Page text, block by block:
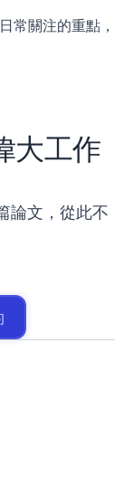
常關注的重點，
大工作
論文，從此不